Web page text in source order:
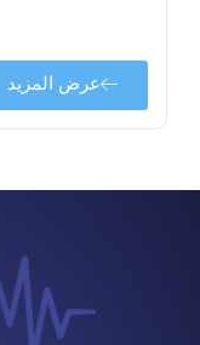
عرض المزيد